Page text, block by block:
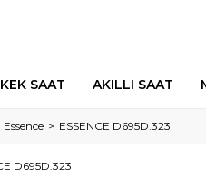
SAAT AKILLI SAAT
Essence ESSENCE D695D.323